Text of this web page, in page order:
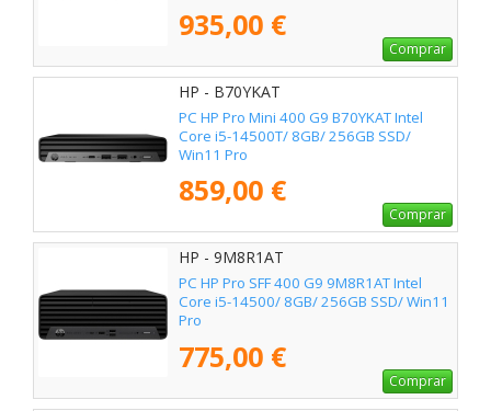
935,00 €
Comprar
HP - B70YKAT
PC HP Pro Mini 400 G9 B70YKAT Intel
Core i5-14500T/ 8GB/ 256GB SSD/
Win11 Pro
859,00 €
Comprar
HP - 9M8R1AT
PC HP Pro SFF 400 G9 9M8R1AT Intel
Core i5-14500/ 8GB/ 256GB SSD/ Win11
Pro
775,00 €
Comprar